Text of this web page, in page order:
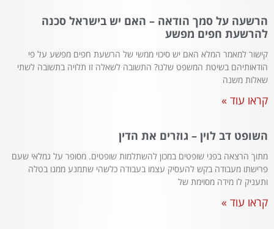
הרשעה על סמך הודאה – האם יש בישראל סכנה
להרשעת חפים מפשע
קישור למאמר המלא האם יש סיכוי ממשי של הרשעת חפים מפשע על פי
הודאותיהם בשיטת המשפט שלנו? התשובה לשאלה זו תלויה בתשובה לשתי
שאלות משנה
קראו עוד »
השופט דב לוין – גוזרים את הדין
מתוך הרצאה בפני שופטים במכון להשתלמות שופטים. מסופר על גמלאי שעם
פרישתו מעבודה בקש להעסיק עצמו בעבודה כלשהי שתמנע ממנו בטלה
ותעניק לו מידה מסוימת של
קראו עוד »